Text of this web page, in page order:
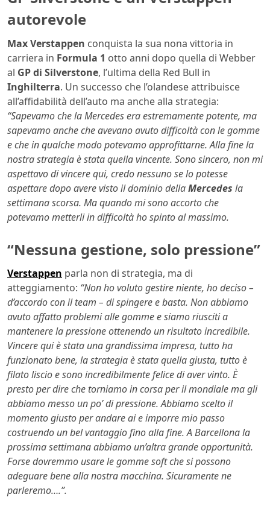
autorevole
Max Verstappen conquista la sua nona vittoria in
carriera in Formula 1 otto anni dopo quella di Webber
al GP di Silverstone, l’ultima della Red Bull in
Inghilterra. Un successo che l’olandese attribuisce
all’affidabilità dell’auto ma anche alla strategia:
“Sapevamo che la Mercedes era estremamente potente, ma
sapevamo anche che avevano avuto difficoltà con le gomme
e che in qualche modo potevamo approfittarne. Alla fine la
nostra strategia è stata quella vincente. Sono sincero, non mi
aspettavo di vincere qui, credo nessuno se lo potesse
aspettare dopo avere visto il dominio dellaMercedes la
settimana scorsa. Ma quando mi sono accorto che
potevamo metterli in difficoltà ho spinto al massimo.
“Nessuna gestione, solo pressione”
Verstappen parla non di strategia, ma di
atteggiamento: “Non ho voluto gestire niente, ho deciso –
d’accordo con il team – di spingere e basta. Non abbiamo
avuto affatto problemi alle gomme e siamo riusciti a
mantenere la pressione ottenendo un risultato incredibile.
Vincere qui è stata una grandissima impresa, tutto ha
funzionato bene, la strategia è stata quella giusta, tutto è
filato liscio e sono incredibilmente felice di aver vinto. È
presto per dire che torniamo in corsa per il mondiale ma gli
abbiamo messo un po’ di pressione. Abbiamo scelto il
momento giusto per andare ai e imporre mio passo
costruendo un bel vantaggio fino alla fine. A Barcellona la
prossima settimana abbiamo un’altra grande opportunità.
Forse dovremmo usare le gomme soft che si possono
adeguare bene alla nostra macchina. Sicuramente ne
parleremo….”.